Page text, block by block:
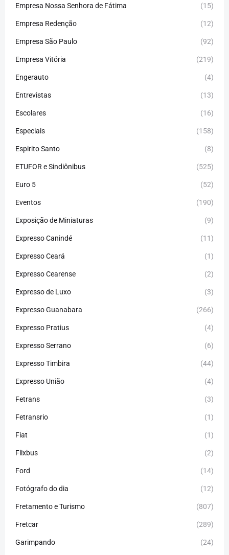
Empresa Nossa Senhora de Fátima (15)
Empresa Redenção (12)
Empresa São Paulo (92)
Empresa Vitória (219)
Engerauto (4)
Entrevistas (13)
Escolares (16)
Especiais (158)
Espirito Santo (8)
ETUFOR e Sindiônibus (525)
Euro 5 (52)
Eventos (190)
Exposição de Miniaturas (9)
Expresso Canindé (11)
Expresso Ceará (1)
Expresso Cearense (2)
Expresso de Luxo (3)
Expresso Guanabara (266)
Expresso Pratius (4)
Expresso Serrano (6)
Expresso Timbira (44)
Expresso União (4)
Fetrans (3)
Fetransrio (1)
Fiat (1)
Flixbus (2)
Ford (14)
Fotógrafo do dia (12)
Fretamento e Turismo (807)
Fretcar (289)
Garimpando (24)